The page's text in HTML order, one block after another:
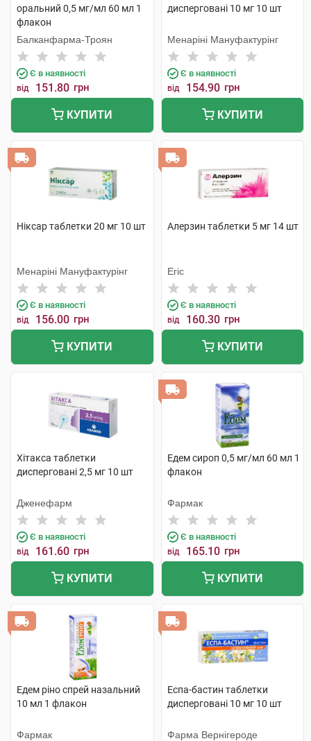
оральний 0,5 мг/мл 60 мл 1
флакон
Балканфарма-Троян
Є в наявності
від 151.80 грн
КУПИТИ
дисперговані 10 мг 10 шт
Менаріні Мануфактурінг
Є в наявності
від 154.90 грн
КУПИТИ
Ніксар таблетки 20 мг 10 шт
Менаріні Мануфактурінг
Є в наявності
від 156.00 грн
КУПИТИ
Алерзин таблетки 5 мг 14 шт
Егіс
Є в наявності
від 160.30 грн
КУПИТИ
Хітакса таблетки
дисперговані 2,5 мг 10 шт
Дженефарм
Є в наявності
від 161.60 грн
КУПИТИ
Едем сироп 0,5 мг/мл 60 мл 1
флакон
Фармак
Є в наявності
від 165.10 грн
КУПИТИ
Едем ріно спрей назальний
10 мл 1 флакон
Фармак
Еспа-бастин таблетки
дисперговані 10 мг 10 шт
Фарма Вернігероде